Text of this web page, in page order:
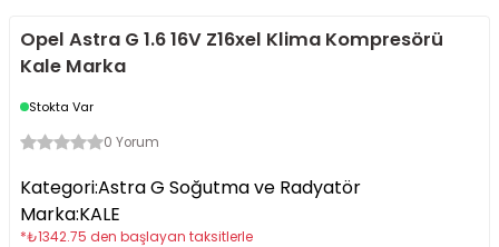
Opel Astra G 1.6 16V Z16xel Klima Kompresörü
Kale Marka
Stokta Var
0 Yorum
Kategori:Astra G Soğutma ve Radyatör
Marka:KALE
*₺1342.75 den başlayan taksitlerle